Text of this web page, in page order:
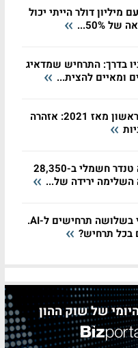
מיליון דולר הייתי יכול
50%...
בדרך: התרחיש שמדאיג
ומאיים להצית...
אות מכירה ראשון מאז 2021: אזהרה
פורד חשפה טנדר חשמלי ב-28,350
השלימה ירידה של...
מורגן סטנלי בשלושה תרחישים ל-AI.
בכל תרחיש?
של שוק ההון